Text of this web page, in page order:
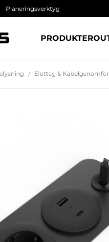
Planeringsverktyg
PRODUKTER
Eluttag &